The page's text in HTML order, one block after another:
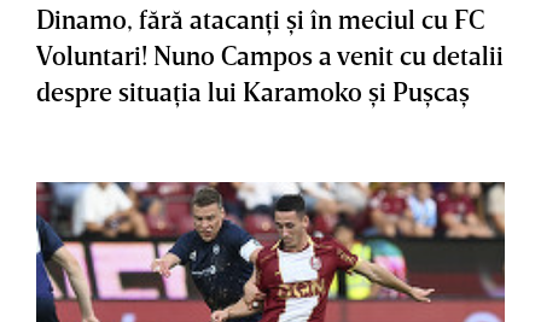
Dinamo, fără atacanţi şi în meciul cu FC
Voluntari! Nuno Campos a venit cu detalii
despre situaţia lui Karamoko şi Puşcaş